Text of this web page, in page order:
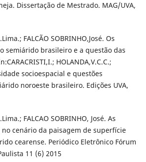
Dissertação de Mestrado. MAG/UVA,
FALCÃO SOBRINHO,José. Os
semiárido brasileiro e a questão das
HOLANDA,V.C.C.;
socioespacial e questões
noroeste brasileiro. Edições UVA,
FALCAO SOBRINHO, José. As
cenário da paisagem de superfície
cearense. Periódico Eletrônico Fórum
11 (6) 2015